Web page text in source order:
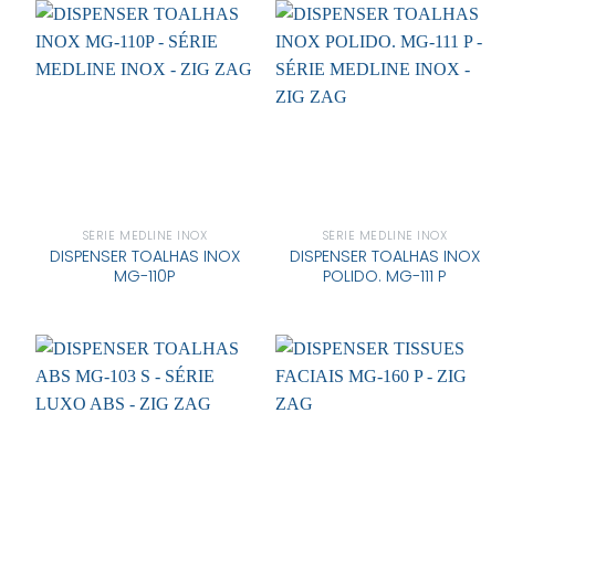
SÉRIE MEDLINE INOX
DISPENSER TOALHAS INOX
MG-110P
SÉRIE MEDLINE INOX
DISPENSER TOALHAS INOX
POLIDO. MG-111 P